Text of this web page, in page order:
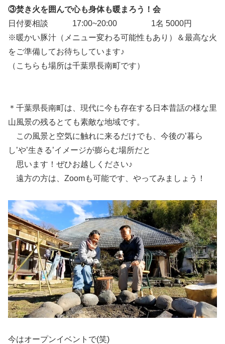
③焚き火を囲んで心も身体も暖まろう！会
日付要相談 17:00~20:00 1名 5000円
※暖かい豚汁（メニュー変わる可能性もあり）＆最高な火
をご準備してお待ちしています♪
（こちらも場所は千葉県長南町です）
＊千葉県長南町は、現代に今も存在する日本昔話の様な里
山風景の残るとても素敵な地域です。
この風景と空気に触れに来るだけでも、今後の’暮ら
し’や’生きる’イメージが膨らむ場所だと
思います！ぜひお越しください♪
遠方の方は、Zoomも可能です、やってみましょう！
今はオープンイベントで(笑)